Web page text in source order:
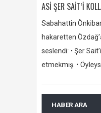
ASİ ŞER SAİT’İ
Sabahattin
hakaretten
seslendi: • Şer
etmekmiş. •
HABER ARA